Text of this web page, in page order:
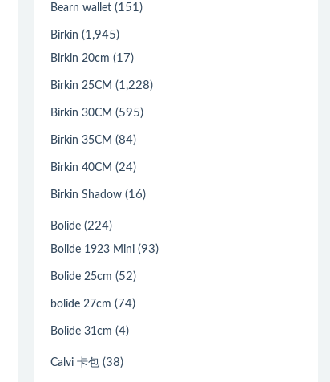
Bearn wallet (151)
Birkin (1,945)
Birkin 20cm (17)
Birkin 25CM (1,228)
Birkin 30CM (595)
Birkin 35CM (84)
Birkin 40CM (24)
Birkin Shadow (16)
Bolide (224)
Bolide 1923 Mini (93)
Bolide 25cm (52)
bolide 27cm (74)
Bolide 31cm (4)
Calvi 卡包 (38)